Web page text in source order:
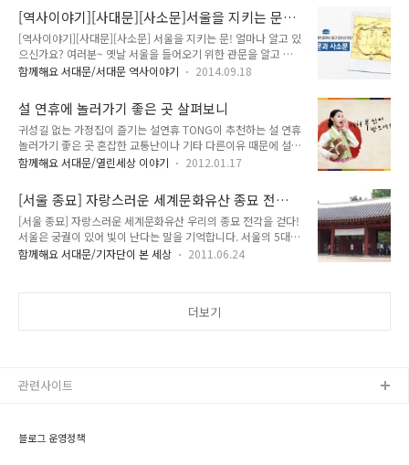
히 글에 뭍어 있습니다. 서대문구을 잘 모르시는 분에게 서대문
구의 매력을 여행을 통하여 전달해..
는 시간!♥ 오늘은 장려 작품(조현익님)의 '연세로 문화의거리 &
안산에서 보는 서울'을 소개하겠습니다!^^ 조현익님의 콘텐츠
는 신촌역에서 연세대학교 정문까지 이르는 연세로 문화의 거리
에서 열린 신촌 물총축제와 월드컵 경기 거리응원 등 신촌 연세
로만이 갖고 있는 문화행사를 통해 역동성와 활기를 생생하게 보
울의 여러 모습과 불꽃축제를 바라보는 멋진 전경을 통하여 서대
문안산이 얼마나 멋진 곳인지 소개하고 있..
[역사이야기][사대문][사소문]서울을 지키는 문~
얼마나 알고 있으신가요?
[역사이야기][사대문][사소문] 서울을 지키는 문! 얼마나 알고 있
으신가요? 여러분~ 옛날 서울을 들어오기 위한 관문을 알고 계
시나요? 옛날에는 서울을 동서남북으로 둘러싸고 있는 사대문이
다. 서울을 지키는 문은 모두 8개지만, 모두가 문의 기능을 한 것
은 아니랍니다.(0_0)? 만들어놓고 나서 풍수지리적 이유 등으로
거의 열지 않았던 문도 있었다네요~ 다행히 요새 서울 성곽길 투
어가 활발히 이루어지면서, 사대문과 사소문에 대한 역사를 같이
알아보고자 TONG지기가 출동했답니다^^ 성곽길 자체가 이 문
날 지도로 살펴보는 사대문과 사소문 동대문이나 남대문이라고
흔히 말하는 이문들은 정확..
함께해요 서대문/서대문 역사이야기 2014.09.18
설 연휴에 놀러가기 좋은 곳 살펴보니
귀성길 없는 가정집이 즐기는 설연휴 TONG이 추천하는 설 연휴
놀러가기 좋은 곳 혼잡한 교통난이나 기타 다른이유 때문에 설연
휴에도 시골에 내려가지 않는 가족들도 있지요? 하지만 그렇다
섭섭하겠지요. 이럴땐 간만에 가족끼리 교외로 시외로 나들이를
가보는 것은 어떨까요? 겨울바다로, 혹은 가벼운 트래킹을 즐기
러 조금은 먼 곳으로 떠나보시면 설연휴를 즐겁고 알차게 보내실
수 있을겁니다.^^ 서울에서 즐기는 문화체험 전통과 현대의 문
화를 모두~만나보세요. 문화재청은 설날을 맞아 설 당일인 23일
함께해요 서대문/열린세상 이야기 2012.01.17
[서울 종묘] 자랑스러운 세계문화유산 종묘 전각
을 걷다!
[서울 종묘] 자랑스러운 세계문화유산 우리의 종묘 전각을 걷다!
서울은 궁궐이 있어 빛이 난다는 말을 기억합니다. 서울의 5대
궁인 경복궁, 덕수궁, 창경궁, 창덕궁, 종묘는 우리의 문화를 대
름다운 곳인데 말이죠. 요즘 젊은 이들은 덕수궁 돌담길과 경복
내는 사당으로 1995년에 유..
함께해요 서대문/기자단이 본 세상 2011.06.24
더보기
블로그 운영정책
관련사이트